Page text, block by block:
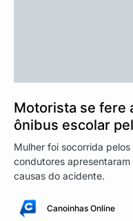
Motorista se fere
ônibus escolar
Mulher foi socorrida
condutores
causas do acidente.
Canoinhas Online